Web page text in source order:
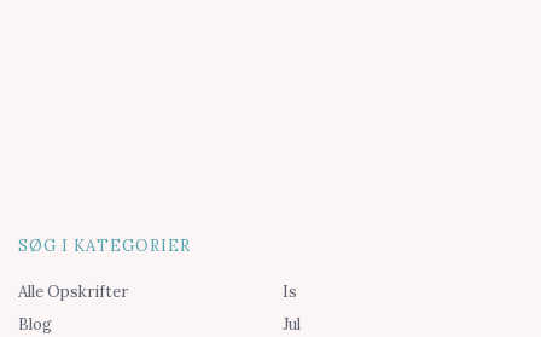
SØG I KATEGORIER
Alle Opskrifter
Blog
Is
Jul